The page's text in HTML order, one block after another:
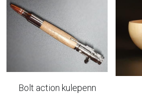
Bolt action kulepenn